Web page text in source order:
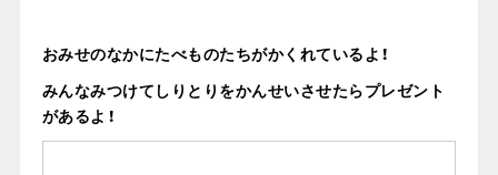
おみせのなかにたべものたちがかくれているよ！
みんなみつけてしりとりをかんせいさせたらプレゼント
があるよ！